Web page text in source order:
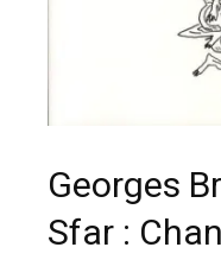
Georges
Sfar :